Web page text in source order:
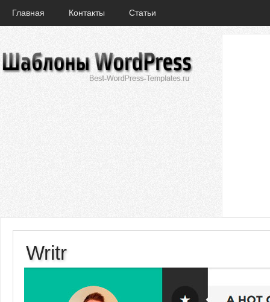
Главная Контакты Статьи
Writr